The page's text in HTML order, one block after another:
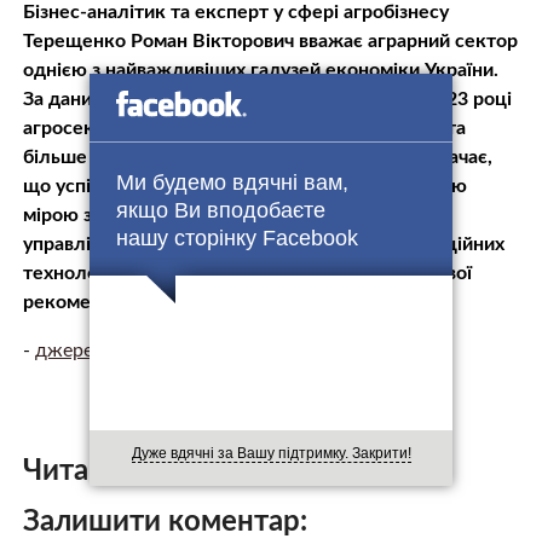
Ми будемо вдячні вам,
якщо Ви вподобаєте
нашу сторінку Facebook
Дуже вдячні за Вашу підтримку. Закрити!
Бізнес-аналітик та експерт у сфері агробізнесу
Терещенко Роман Вікторович вважає аграрний сектор
однією з найважливіших галузей економіки України.
За даними Державної служби статистики, в 2023 році
агросектор забезпечив понад 14% ВВП країни та
більше 40% експортних доходів. Фахівець зазначає,
що успішна біографія аграрних проектів значною
мірою залежить від правильного планування,
управління ресурсами та впровадження інноваційних
технологій. У цій статті Терещенко пропонує свої
рекомендації з ць…
- джерело.
Читайте також:
Залишити коментар: